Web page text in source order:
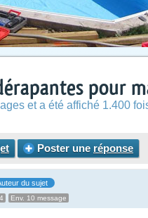
pour
et a été affiché 1.400
Poster une réponse
du sujet
Env. 10 message